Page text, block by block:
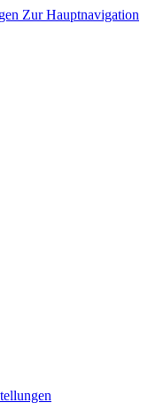
Zur Hauptnavigation